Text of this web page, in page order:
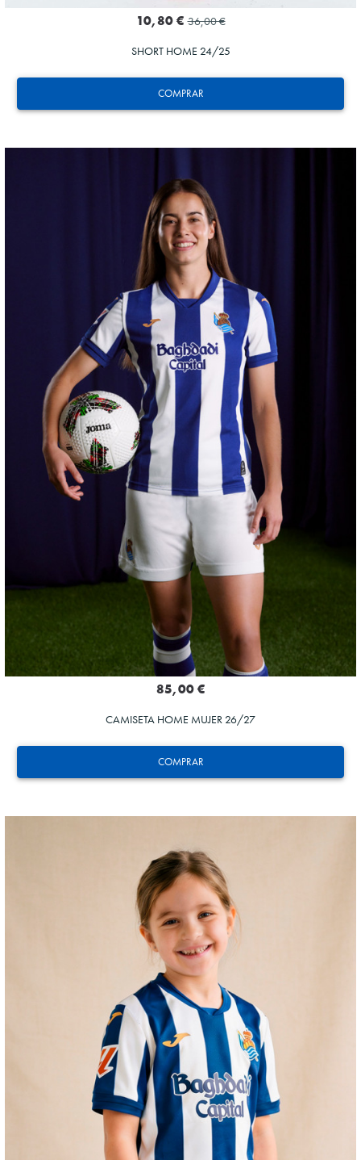
COMPRAR
10,80 € 36,00 €
SHORT HOME 24/25
COMPRAR
OYARZABAL
10
85,00 €
CAMISETA HOME MUJER 26/27
OYARZABAL
10